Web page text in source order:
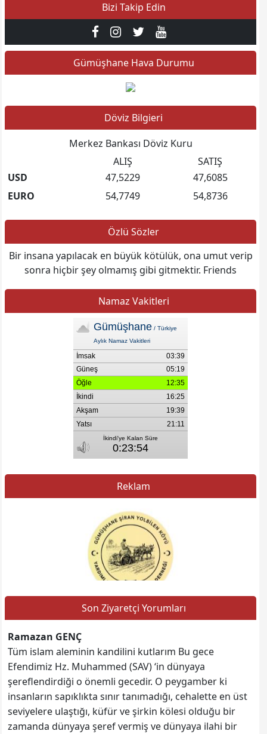
Sayın Dernek Üyelerimiz
Kurban Bayramının 3 cü Günü Cuma Tam Gün
Üyelerimizle Bayramlaşma Yapılacaktır Kurban
Bayramı'nız mübarek olsun; dualarınızın kabul,
kurbanlarınızın makbul olması dileğiyle. Bayramın
bereketiyle hanenize neşe, kalbinize huzur
dolmasını; sevdiklerinizle birlik ve beraberlik içinde
nice sağlıklı, mutlu bayramlar geçirmenizi dileriz.
Bizi Takip Edin
Gümüşhane Hava Durumu
Döviz Bilgieri
Merkez Bankası Döviz Kuru
ALIŞ
SATIŞ
USD
47,5229
47,6085
EURO
54,7749 54,8736
Özlü Sözler
Bir insana yapılacak en büyük kötülük, ona umut verip
sonra hiçbir şey olmamış gibi gitmektir. Friends
Namaz Vakitleri
Reklam
Web sitesine git
Son Ziyaretçi Yorumları
Ramazan GENÇ
Tüm islam aleminin kandilini kutlarım Bu gece
Efendimiz Hz. Muhammed (SAV) ‘in dünyaya
şereflendirdiği o önemli gecedir. O peygamber ki
insanların sapıklıkta sınır tanımadığı, cehalette en üst
seviyelere ulaştığı, küfür ve şirkin kölesi olduğu bir
zamanda dünyaya şeref vermiş ve dünyaya ilahi bir